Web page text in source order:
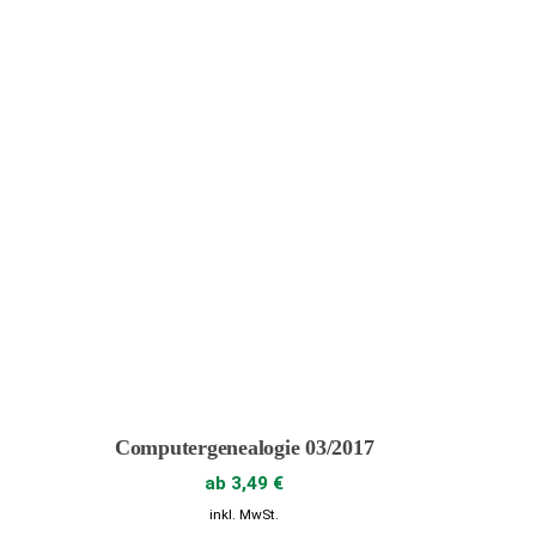
Computergenealogie 03/2017
ab 3,49 €
inkl. MwSt.